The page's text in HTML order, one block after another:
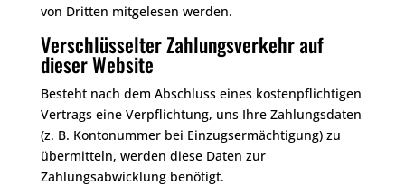
von Dritten mitgelesen werden.
Verschlüsselter Zahlungsverkehr auf
dieser Website
Besteht nach dem Abschluss eines kostenpflichtigen
Vertrags eine Verpflichtung, uns Ihre Zahlungsdaten
(z. B. Kontonummer bei Einzugsermächtigung) zu
übermitteln, werden diese Daten zur
Zahlungsabwicklung benötigt.